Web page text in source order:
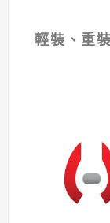
輕裝、重